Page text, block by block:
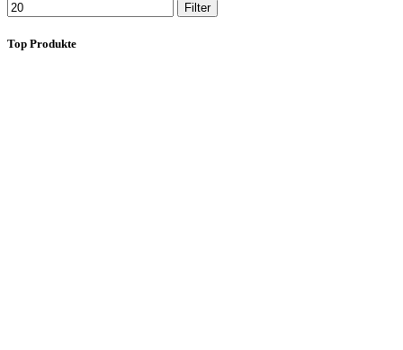
Filter
Top Produkte